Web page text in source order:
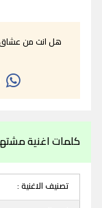
هل انت من عشاق
كلمات اغنية
تصنيف الاغنية :